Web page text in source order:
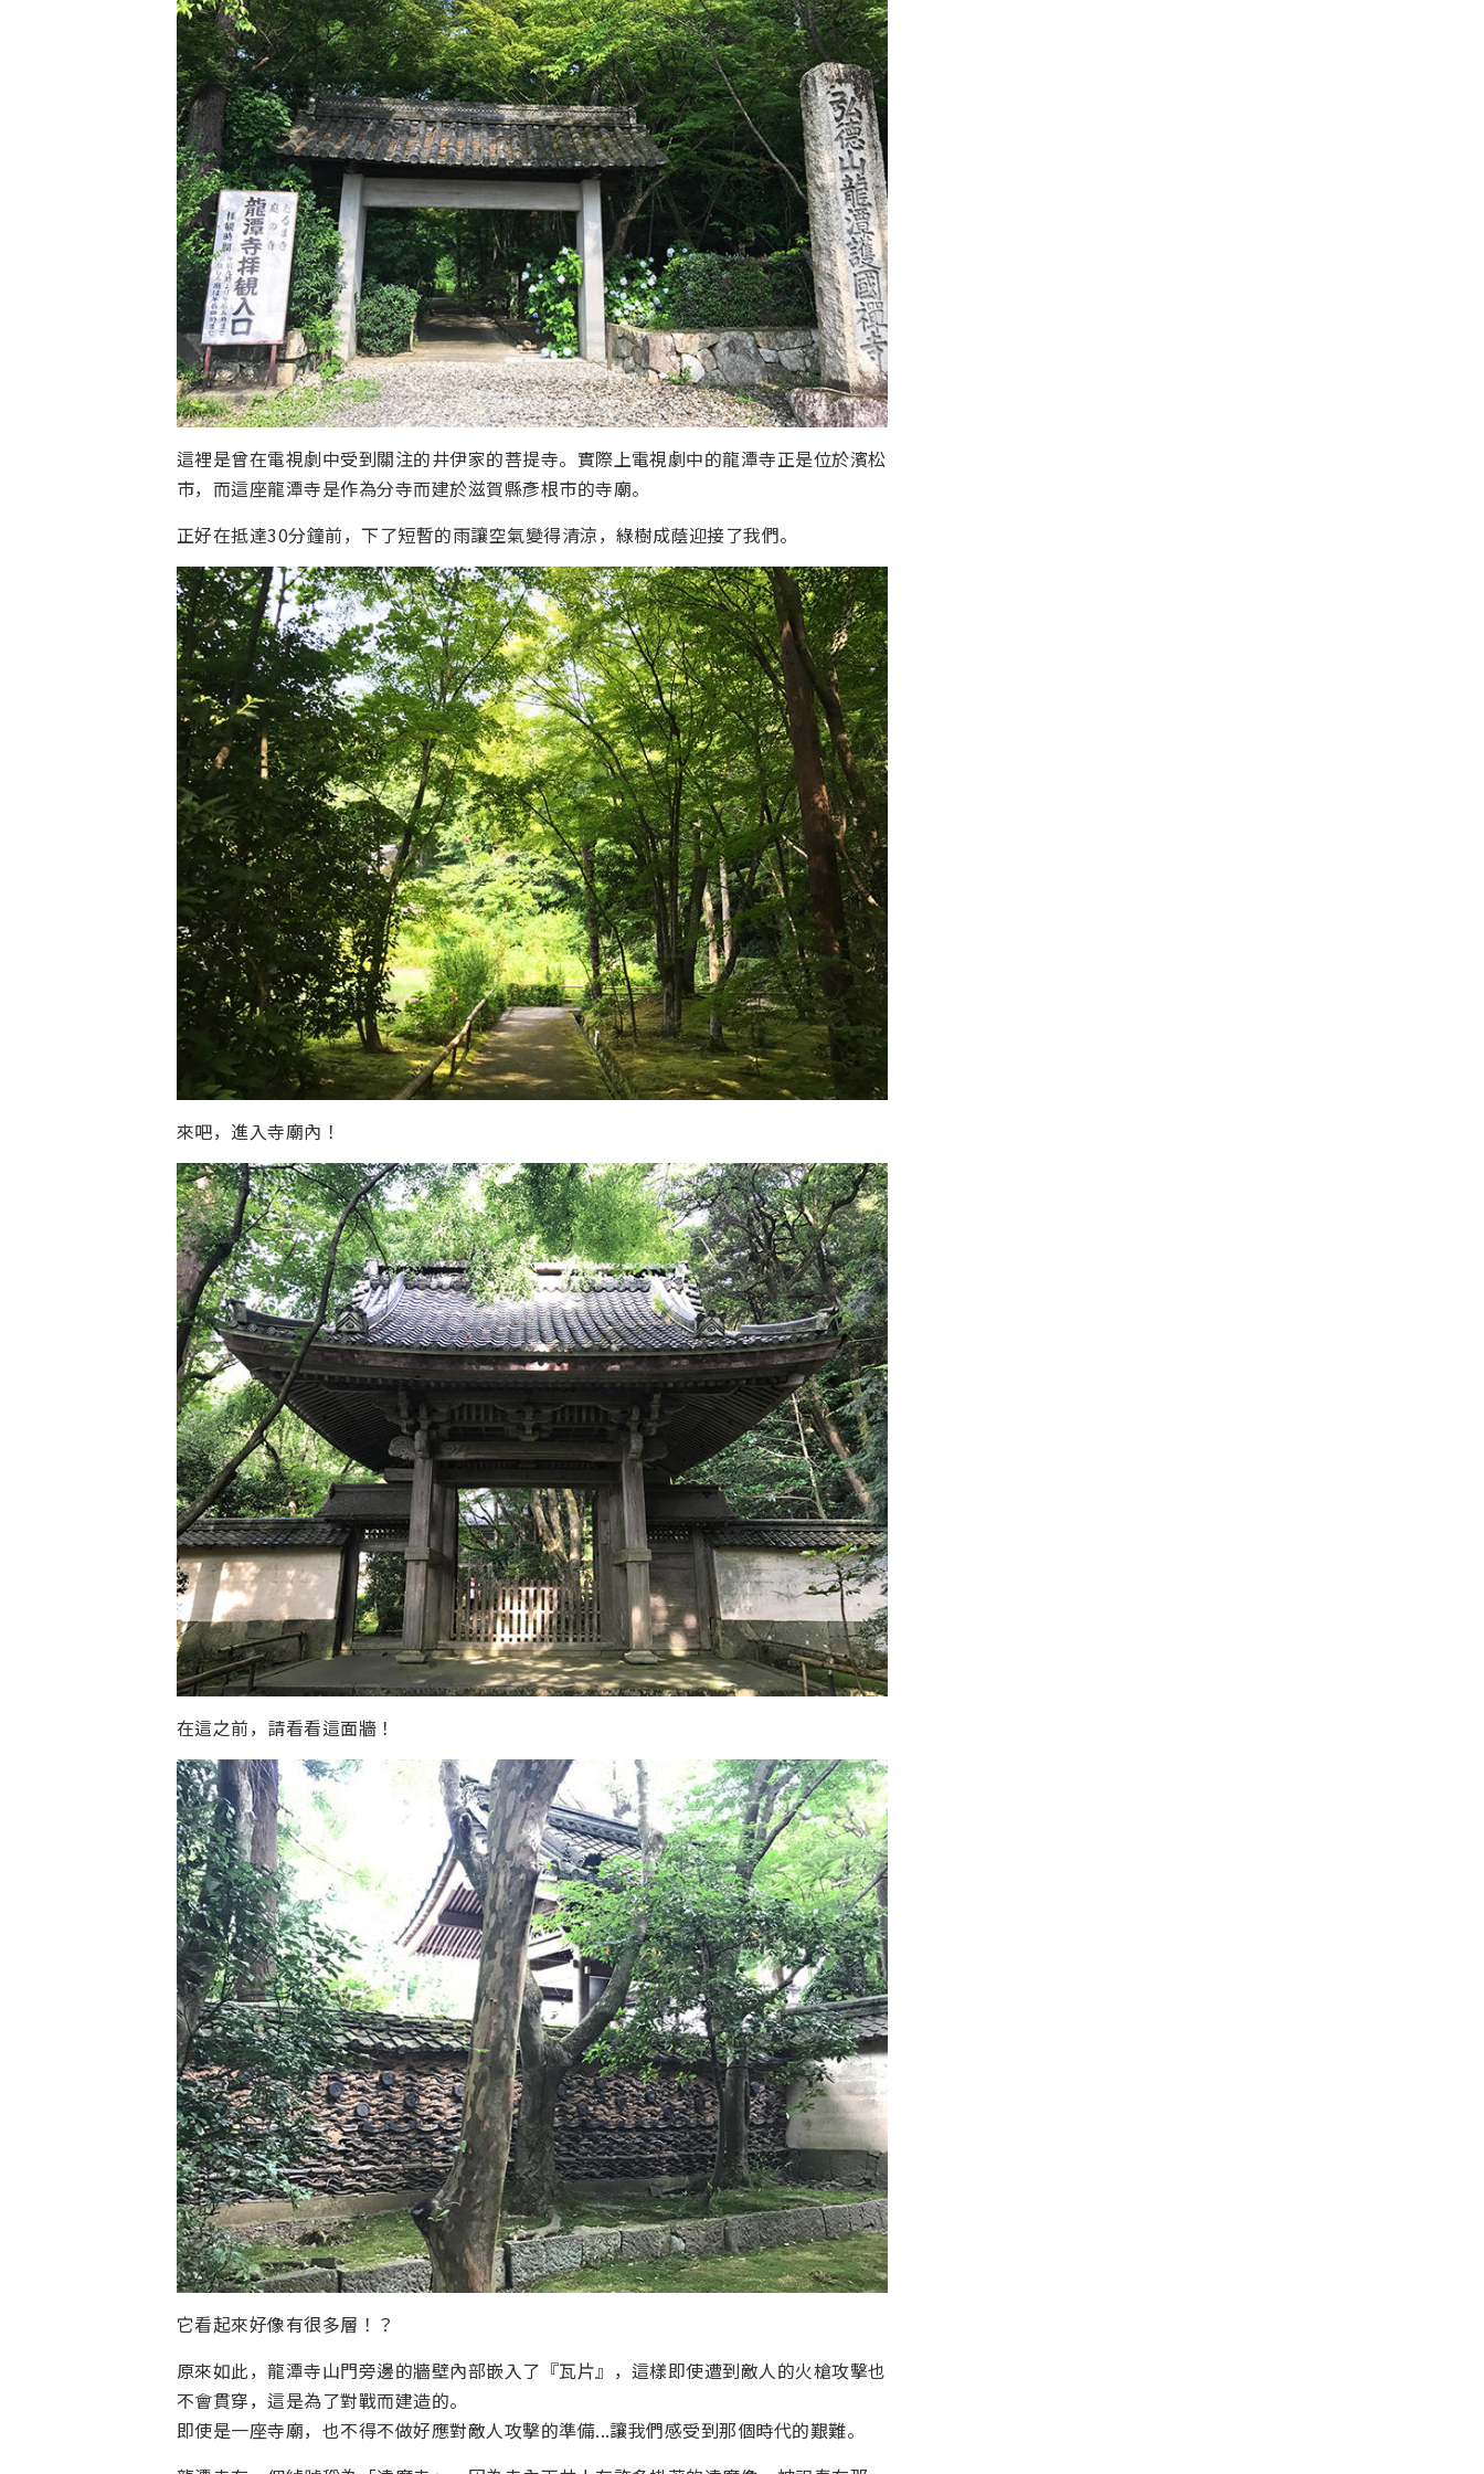
這裡是曾在電視劇中受到關注的井伊家的菩提寺。實際上電視劇中的龍潭寺正是位於濱松
市，而這座龍潭寺是作為分寺而建於滋賀縣彥根市的寺廟。
正好在抵達30分鐘前，下了短暫的雨讓空氣變得清涼，綠樹成蔭迎接了我們。
來吧，進入寺廟內！
在這之前，請看看這面牆！
它看起來好像有很多層！？
原來如此，龍潭寺山門旁邊的牆壁內部嵌入了『瓦片』，這樣即使遭到敵人的火槍攻擊也
不會貫穿，這是為了對戰而建造的。
即使是一座寺廟，也不得不做好應對敵人攻擊的準備...讓我們感受到那個時代的艱難。